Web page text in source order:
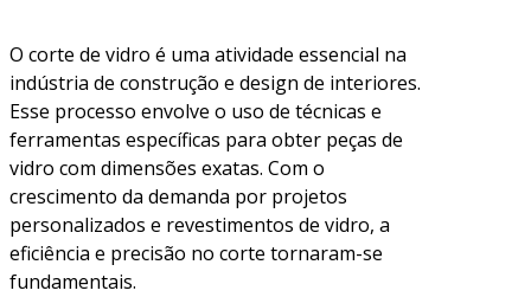
O corte de vidro é uma atividade essencial na
indústria de construção e design de interiores.
Esse processo envolve o uso de técnicas e
ferramentas específicas para obter peças de
vidro com dimensões exatas. Com o
crescimento da demanda por projetos
personalizados e revestimentos de vidro, a
eficiência e precisão no corte tornaram-se
fundamentais.